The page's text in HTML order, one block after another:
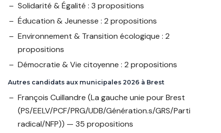
Solidarité & Égalité : 3 propositions
Éducation & Jeunesse : 2 propositions
Environnement & Transition écologique : 2
propositions
Démocratie & Vie citoyenne : 2 propositions
Autres candidats aux municipales 2026 à Brest
François Cuillandre (La gauche unie pour Brest
(PS/EELV/PCF/PRG/UDB/Génération.s/GRS/Parti
radical/NFP)) — 35 propositions